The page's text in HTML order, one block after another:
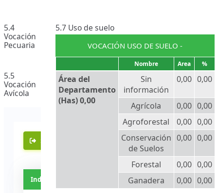
5.4
Vocación
Pecuaria
5.5
Vocación
Avícola
5.7 Uso de suelo
VOCACIÓN USO DE SUELO -
Nombre Area %
Área del
Departamento
(Has) 0,00
Sin
información
0,00 0,00
Agrícola 0,00 0,00
Agroforestal
0,00 0,00
Conservación
de Suelos
0,00 0,00
Forestal 0,00 0,00
Ganadera
0,00 0,00